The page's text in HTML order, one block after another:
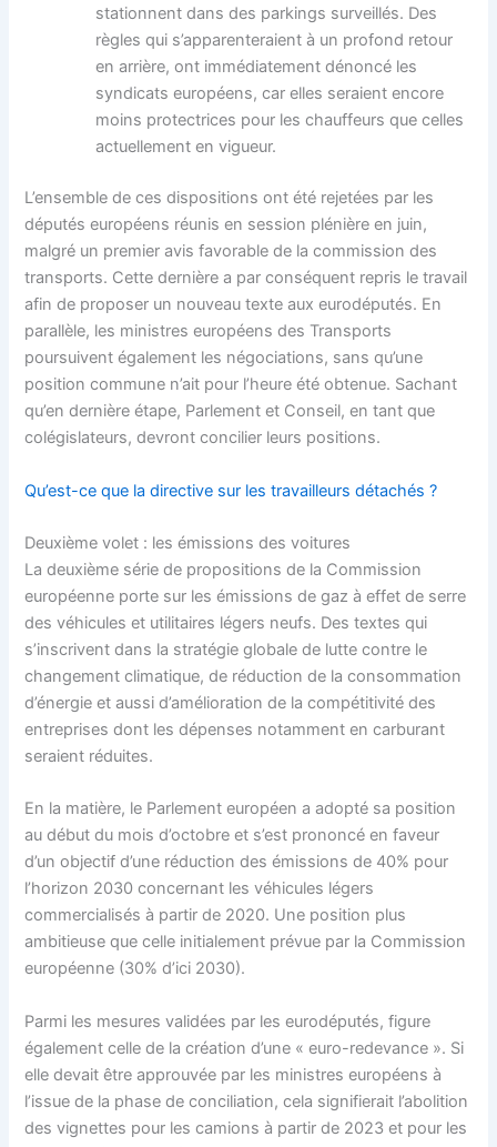
stationnent dans des parkings surveillés. Des
règles qui s’apparenteraient à un profond retour
en arrière, ont immédiatement dénoncé les
syndicats européens, car elles seraient encore
moins protectrices pour les chauffeurs que celles
actuellement en vigueur.
L’ensemble de ces dispositions ont été rejetées par les
députés européens réunis en session plénière en juin,
malgré un premier avis favorable de la commission des
transports. Cette dernière a par conséquent repris le travail
afin de proposer un nouveau texte aux eurodéputés. En
parallèle, les ministres européens des Transports
poursuivent également les négociations, sans qu’une
position commune n’ait pour l’heure été obtenue. Sachant
qu’en dernière étape, Parlement et Conseil, en tant que
colégislateurs, devront concilier leurs positions.
Qu’est-ce que la directive sur les travailleurs détachés ?
Deuxième volet : les émissions des voitures
La deuxième série de propositions de la Commission
européenne porte sur les émissions de gaz à effet de serre
des véhicules et utilitaires légers neufs. Des textes qui
s’inscrivent dans la stratégie globale de lutte contre le
changement climatique, de réduction de la consommation
d’énergie et aussi d’amélioration de la compétitivité des
entreprises dont les dépenses notamment en carburant
seraient réduites.
En la matière, le Parlement européen a adopté sa position
au début du mois d’octobre et s’est prononcé en faveur
d’un objectif d’une réduction des émissions de 40% pour
l’horizon 2030 concernant les véhicules légers
commercialisés à partir de 2020. Une position plus
ambitieuse que celle initialement prévue par la Commission
européenne (30% d’ici 2030).
Parmi les mesures validées par les eurodéputés, figure
également celle de la création d’une « euro-redevance ». Si
elle devait être approuvée par les ministres européens à
l’issue de la phase de conciliation, cela signifierait l’abolition
des vignettes pour les camions à partir de 2023 et pour les